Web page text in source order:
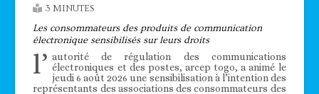
3 MINUTES
Les consommateurs des produits de communication
électronique sensibilisés sur leurs droits
l’ autorité de régulation des communications
électroniques et des postes, arcep togo, a animé le
jeudi 6 août 2026 une sensibilisation à l’intention des
représentants des associations des consommateurs des